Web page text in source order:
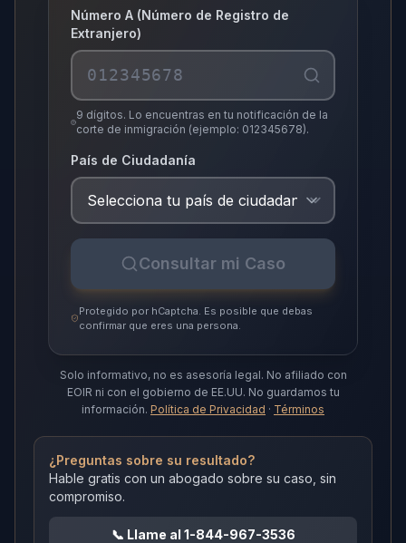
Número A (Número de Registro de
Extranjero)
9 dígitos. Lo encuentras en tu notificación de la
corte de inmigración (ejemplo: 012345678).
País de Ciudadanía
Consultar mi Caso
Protegido por hCaptcha. Es posible que debas
confirmar que eres una persona.
Solo informativo, no es asesoría legal. No afiliado con
EOIR ni con el gobierno de EE.UU. No guardamos tu
información. Política de Privacidad · Términos
¿Preguntas sobre su resultado?
Hable gratis con un abogado sobre su caso, sin
compromiso.
📞 Llame al 1-844-967-3536